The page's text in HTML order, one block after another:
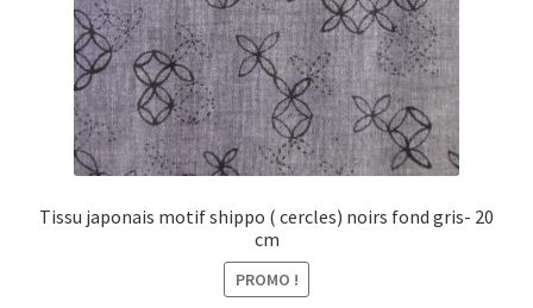
Tissu japonais motif shippo ( cercles) noirs fond gris- 20
cm
PROMO !